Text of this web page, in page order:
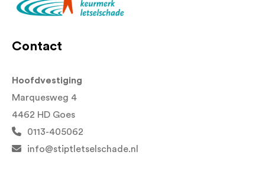
Contact
Hoofdvestiging
Marquesweg 4
4462 HD Goes
0113-405062
info@stiptletselschade.nl